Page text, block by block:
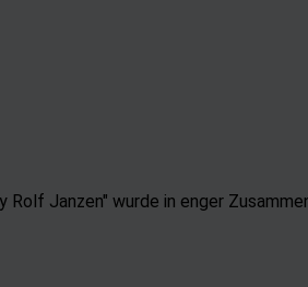
Janzen" wurde in enger